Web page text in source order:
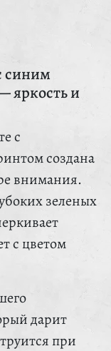
синим
яркость и
с
создана
внимания.
зеленых
с цветом
дарит
при